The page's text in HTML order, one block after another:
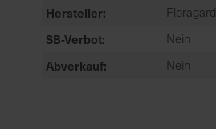
Hersteller Floragard
SB-Verbot Nein
Abverkauf Nein